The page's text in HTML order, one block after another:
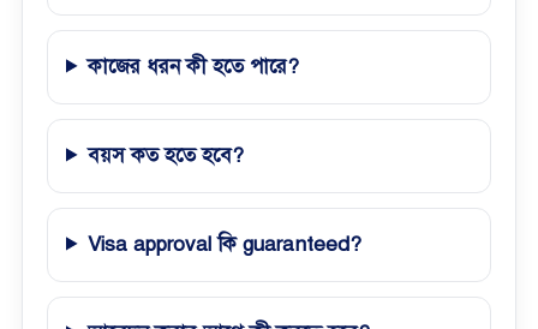
কাজের ধরন কী হতে পারে?
বয়স কত হতে হবে?
Visa approval কি guaranteed?